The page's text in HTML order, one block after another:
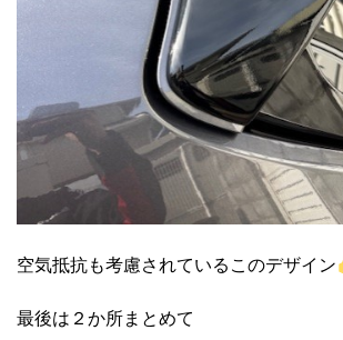
空気抵抗も考慮されているこのデザイン
最後は２か所まとめて